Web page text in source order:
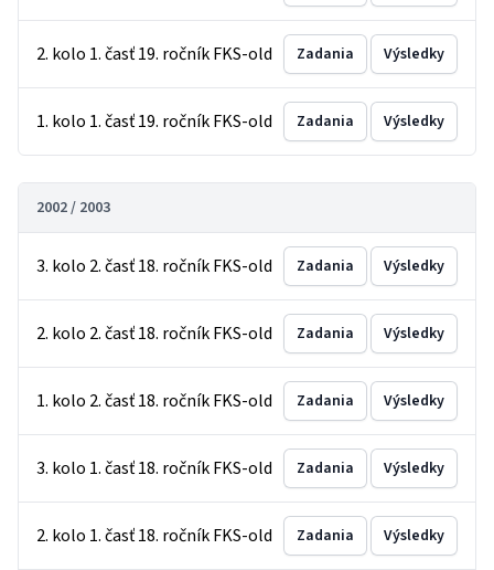
2. kolo 1. časť 19. ročník FKS-old Zadania Výsledky
1. kolo 1. časť 19. ročník FKS-old Zadania Výsledky
2002 / 2003
3. kolo 2. časť 18. ročník FKS-old Zadania Výsledky
2. kolo 2. časť 18. ročník FKS-old Zadania Výsledky
1. kolo 2. časť 18. ročník FKS-old Zadania Výsledky
3. kolo 1. časť 18. ročník FKS-old Zadania Výsledky
2. kolo 1. časť 18. ročník FKS-old Zadania Výsledky